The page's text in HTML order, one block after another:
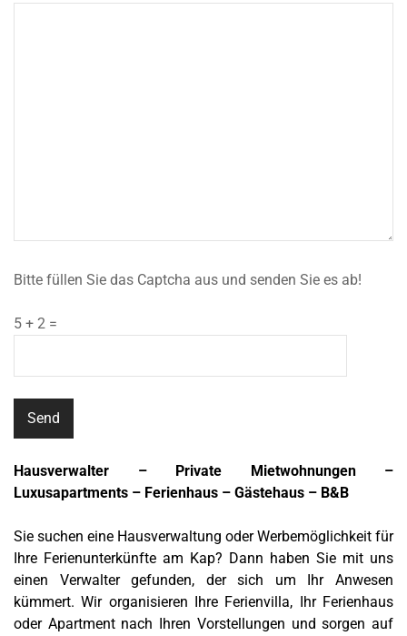
Bitte füllen Sie das Captcha aus und senden Sie es ab!
5 + 2 =
Hausverwalter – Private Mietwohnungen –
Luxusapartments – Ferienhaus – Gästehaus – B&B
Sie suchen eine Hausverwaltung oder Werbemöglichkeit für
Ihre Ferienunterkünfte am Kap? Dann haben Sie mit uns
einen Verwalter gefunden, der sich um Ihr Anwesen
kümmert. Wir organisieren Ihre Ferienvilla, Ihr Ferienhaus
oder Apartment nach Ihren Vorstellungen und sorgen auf